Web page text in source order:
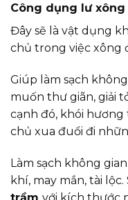
Công dụng lư xông
Đây sẽ là vật dụng
chủ trong việc xông
Giúp làm sạch
muốn thư giãn, giải
cạnh đó, khói
chủ xua đuổi đi
Làm sạch không
khí, may mắn, tài lộc.
trầm với kích thước